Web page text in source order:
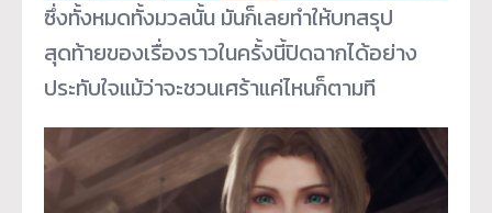
ซึ่งทั้งหมดทั้งมวลนั้น มันก็เลยทำให้บทสรุป
สุดท้ายของเรื่องราวในครั้งนี้ปิดฉากได้อย่าง
ประทับใจแม้ว่าจะชวนเศร้าแค่ไหนก็ตามที